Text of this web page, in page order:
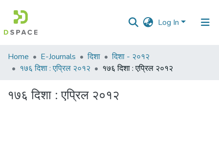
Log In
Communities
&
All of DSpace
Home E-Journals दिशा
दिशा - २०१२
१७६ दिशा : एप्रिल २०१२
१७६ दिशा : एप्रिल २०१२
१७६ दिशा : एप्रिल २०१२